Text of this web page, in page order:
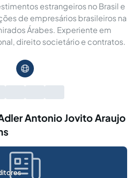
estrangeiros no Brasil e
de empresários brasileiros na
Árabes. Experiente em
direito societário e contratos.
Antonio Jovito Araujo